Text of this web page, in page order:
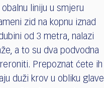
liniju u smjeru
zid na kopnu iznad
od 3 metra, nalazi
a to su dva podvodna
Prepoznat ćete ih
duži krov u obliku glave